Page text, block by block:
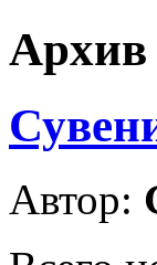
Архив
Автор: